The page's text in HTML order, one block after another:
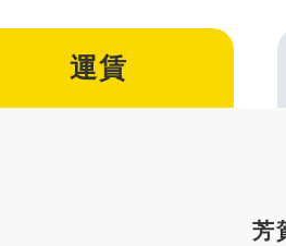
運賃
芳